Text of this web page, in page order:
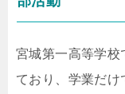
宮城第一高等学校
ており、学業だけ